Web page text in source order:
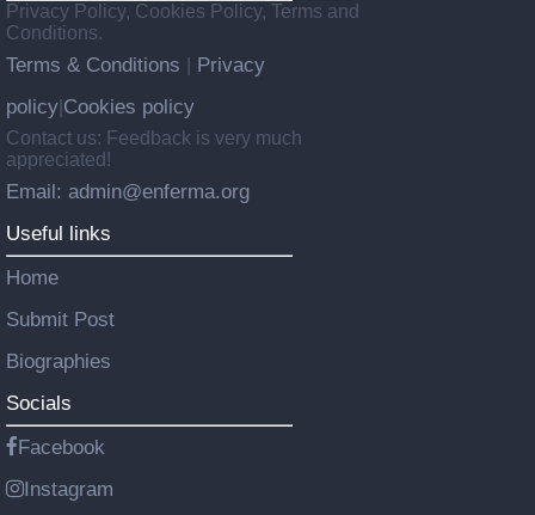
Privacy Policy, Cookies Policy, Terms and
Conditions.
Terms & Conditions
Privacy
policy Cookies policy
Contact us: Feedback is very much
appreciated!
Email: admin@enferma.org
Useful links
Home
Submit Post
Biographies
Socials
Facebook
Instagram